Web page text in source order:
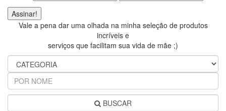
Vale a pena dar uma olhada na minha seleção de produtos
incríveis e
serviços que facilitam sua vida de mãe ;)
BUSCAR